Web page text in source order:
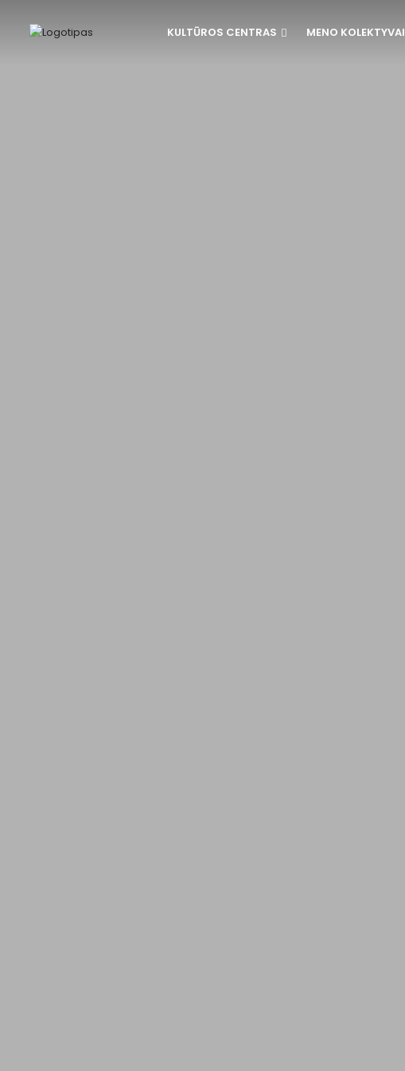
KULTŪROS CENTRAS MENO KOLEKTYVAI